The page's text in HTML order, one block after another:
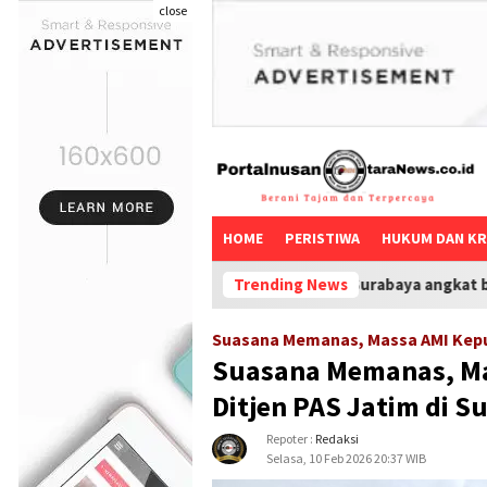
close
HOME PERISTIWA HUKUM DAN
Trending News
Aktifis Surabaya angkat bicara: Diduga
Suasana Memanas, Massa AMI
Suasana Memanas,
Ditjen PAS Jatim di
Repoter : Redaksi
Selasa, 10 Feb 2026 20:37 WIB